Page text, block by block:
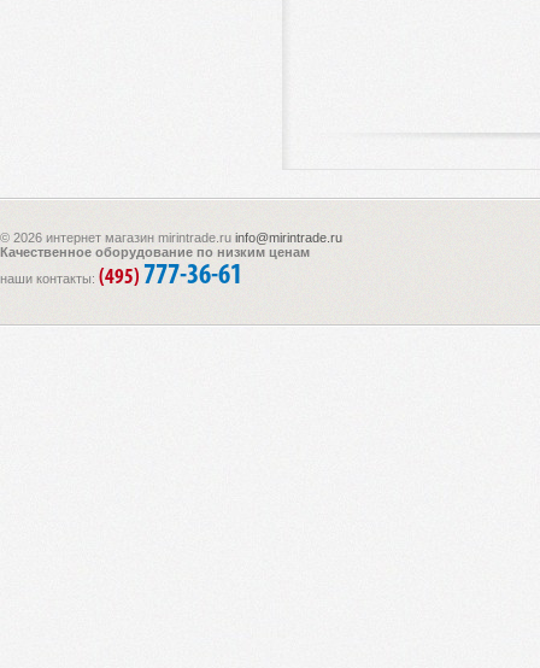
© 2026 интернет магазин mirintrade.ru info@mirintrade.ru
Качественное оборудование по низким ценам
наши контакты: (495) 777-36-61